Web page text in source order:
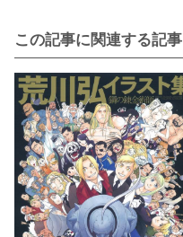
この記事に関連する記事